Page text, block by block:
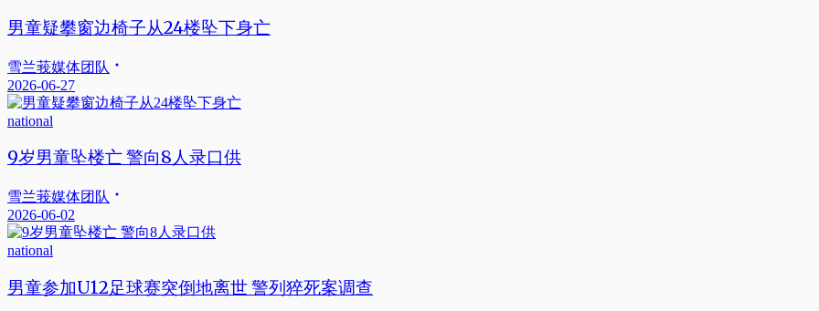
男童疑攀窗边椅子从24楼坠下身亡
雪兰莪媒体团队
2026-06-27
national
9岁男童坠楼亡 警向8人录口供
雪兰莪媒体团队
2026-06-02
national
男童参加U12足球赛突倒地离世 警列猝死案调查